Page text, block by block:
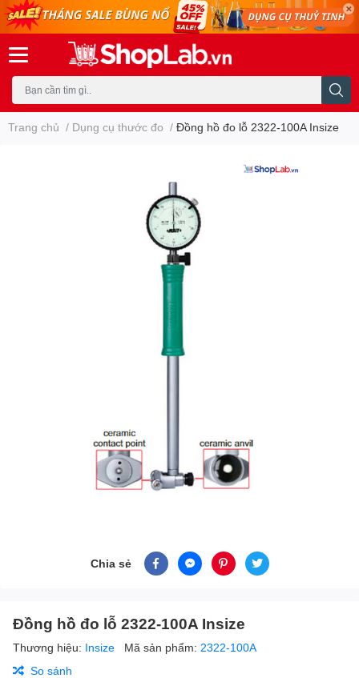
Trang chủ / Dụng cụ thước đo / Đồng hồ đo lỗ 2322-100A Insize
Chia sẻ
Đồng hồ đo lỗ 2322-100A Insize
Thương hiệu: Insize Mã sản phẩm: 2322-100A
So sánh